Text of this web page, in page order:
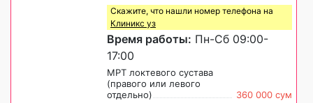
Скажите, что нашли номер телефона на
Клиникс уз
Время работы: Пн-Сб 09:00-
17:00
МРТ локтевого сустава
(правого или левого
отдельно)
360 000 сум